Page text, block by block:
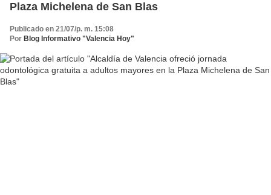
Plaza Michelena de San Blas
Publicado en 21/07/p. m. 15:08
Por Blog Informativo "Valencia Hoy"